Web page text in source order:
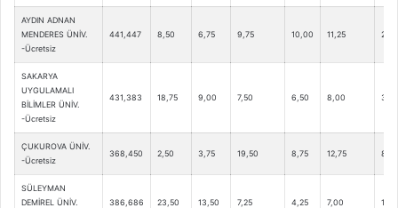
AYDIN ADNAN
MENDERES ÜNİV.
-Ücretsiz
441,447 8,50 6,75 9,75 10,00 11,25 2,50
SAKARYA
UYGULAMALI
BİLİMLER ÜNİV.
-Ücretsiz
431,383 18,75 9,00 7,50 6,50 8,00
ÇUKUROVA ÜNİV.
-Ücretsiz
368,450 2,50 3,75 19,50 8,75 12,75
SÜLEYMAN
DEMİREL ÜNİV.
386,686 23,50 13,50 7,25 4,25 7,00 1,50